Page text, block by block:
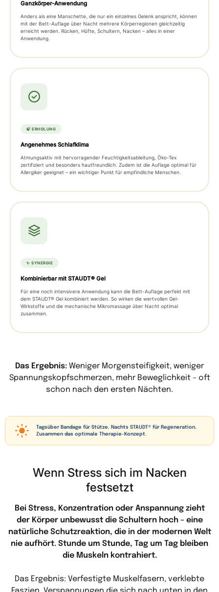
Ganzkörper-Anwendung
Anders als eine Manschette, die nur ein einzelnes Gelenk anspricht, können
mit der Bett-Auflage über Nacht mehrere Körperregionen gleichzeitig
erreicht werden. Rücken, Hüfte, Schultern, Nacken – alles in einer
Anwendung.
🍃 ERHOLUNG
Angenehmes Schlafklima
Atmungsaktiv mit hervorragender Feuchtigkeitsableitung, Öko-Tex
zertifiziert und besonders hautfreundlich. Zudem ist die Auflage optimal für
Allergiker geeignet – ein wichtiger Punkt für empfindliche Menschen.
✨ SYNERGIE
Kombinierbar mit STAUDT® Gel
Für eine noch intensivere Anwendung kann die Bett-Auflage perfekt mit
dem STAUDT® Gel kombiniert werden. So wirken die wertvollen Gel-
Wirkstoffe und die mechanische Mikromassage über Nacht optimal
zusammen.
Das Ergebnis: Weniger Morgensteifigkeit, weniger
Spannungskopfschmerzen, mehr Beweglichkeit – oft
schon nach den ersten Nächten.
Tagsüber Bandage für Stütze. Nachts STAUDT® für Regeneration.
Zusammen das optimale Therapie-Konzept.
Wenn Stress sich im Nacken
festsetzt
Bei Stress, Konzentration oder Anspannung zieht
der Körper unbewusst die Schultern hoch – eine
natürliche Schutzreaktion, die in der modernen Welt
nie aufhört. Stunde um Stunde, Tag um Tag bleiben
die Muskeln kontrahiert.
Das Ergebnis: Verfestigte Muskelfasern, verklebte